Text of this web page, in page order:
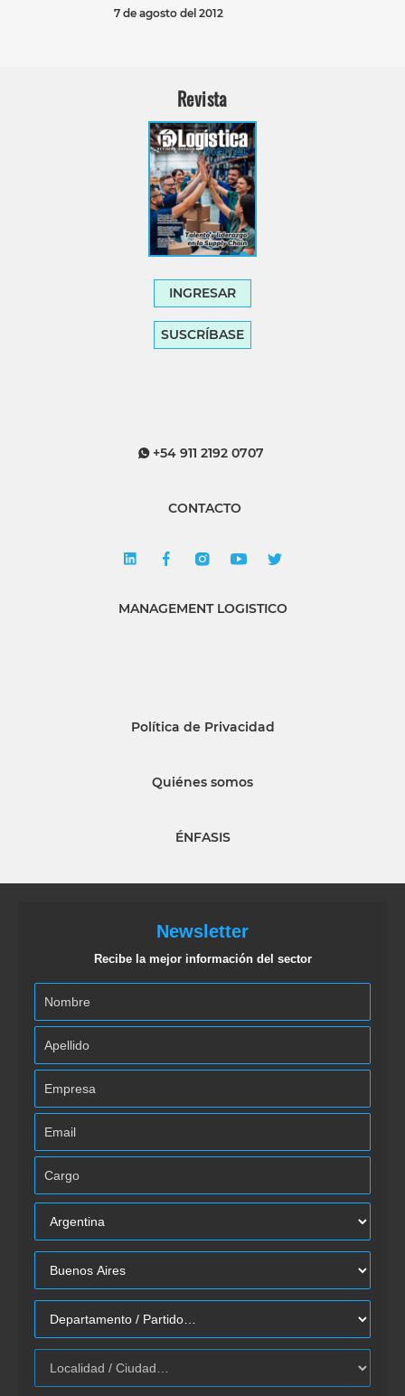
7 de agosto del 2012
Revista
INGRESAR
SUSCRÍBASE
+54 911 2192 0707
CONTACTO
MANAGEMENT LOGISTICO
Política de Privacidad
Quiénes somos
ÉNFASIS
Newsletter
Recibe la mejor información del sector